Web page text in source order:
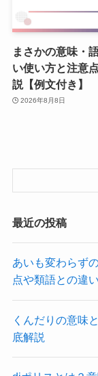
まさかの意味・
い使い方と注意
説【例文付き】
2026年8月8日
最近の投稿
あいも変わらず
点や類語との違
くんだりの意味
底解説